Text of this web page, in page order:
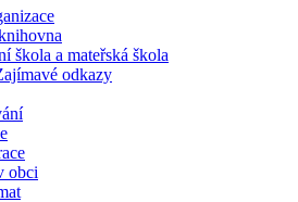
škola a mateřská škola
odkazy
obci